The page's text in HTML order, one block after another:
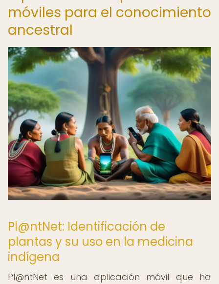
móviles para el conocimiento
ancestral
Pl@ntNet: Identificación de
plantas y su uso en la medicina
indígena
Pl@ntNet es una aplicación móvil que ha